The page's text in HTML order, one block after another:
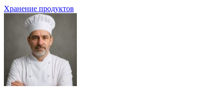
Рубрики
Хранение продуктов